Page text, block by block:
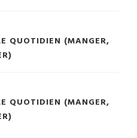
QUOTIDIEN (MANGER,
QUOTIDIEN (MANGER,